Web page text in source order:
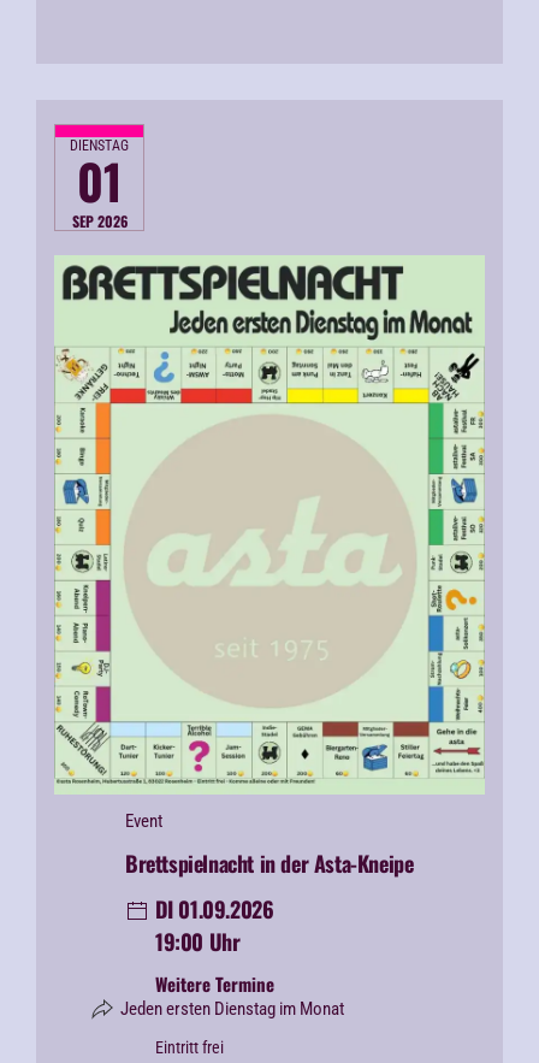
DIENSTAG
01
SEP 2026
Event
Brettspielnacht in der Asta-Kneipe
DI 01.09.2026
19:00 Uhr
Weitere Termine
Jeden ersten Dienstag im Monat
Eintritt frei